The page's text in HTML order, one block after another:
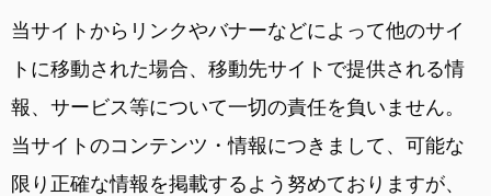
当サイトからリンクやバナーなどによって他のサイ
トに移動された場合、移動先サイトで提供される情
報、サービス等について一切の責任を負いません。
当サイトのコンテンツ・情報につきまして、可能な
限り正確な情報を掲載するよう努めておりますが、